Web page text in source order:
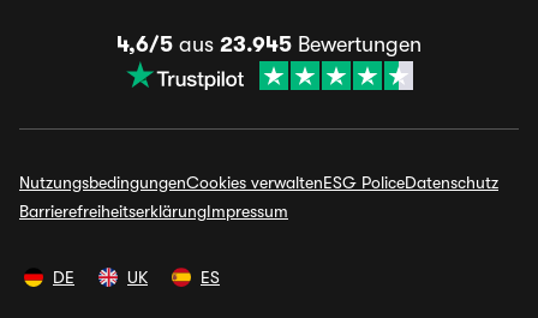
4,6/5 aus 23.945 Bewertungen
NutzungsbedingungenCookies verwaltenESG PoliceDatenschutz
BarrierefreiheitserklärungImpressum
DE UK ES